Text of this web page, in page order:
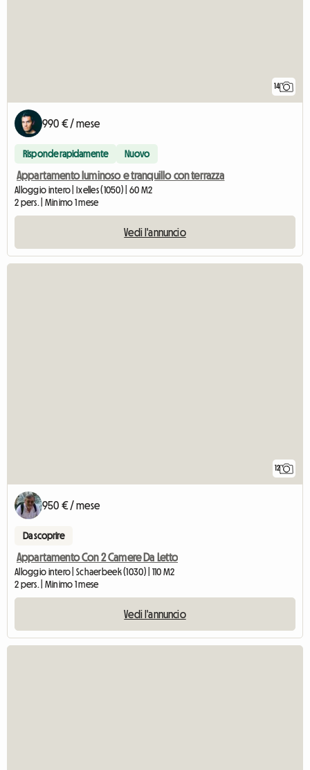
14
990 € / mese
Risponde rapidamente Nuovo
Appartamento luminoso e tranquillo con terrazza
Alloggio intero | Ixelles (1050) | 60 M2
2 pers. | Minimo 1 mese
Vedi l'annuncio
12
950 € / mese
Da scoprire
Appartamento Con 2 Camere Da Letto
Alloggio intero | Schaerbeek (1030) | 110 M2
2 pers. | Minimo 1 mese
Vedi l'annuncio